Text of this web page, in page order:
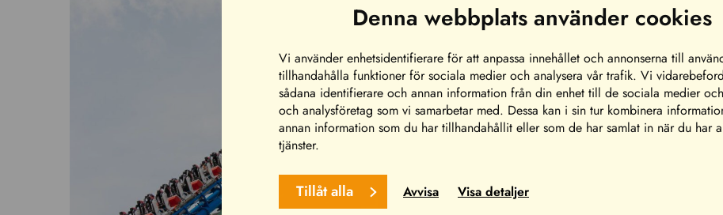
Denna webbplats använder cookies
Vi använder enhetsidentifierare för att anpassa innehållet och annonserna till
tillhandahålla funktioner för sociala medier och analysera vår trafik. Vi
sådana identifierare och annan information från din enhet till de sociala medier
och analysföretag som vi samarbetar med. Dessa kan i sin tur kombinera
annan information som du har tillhandahållit eller som de har samlat in när du har
tjänster.
Tillåt alla Avvisa Visa detaljer